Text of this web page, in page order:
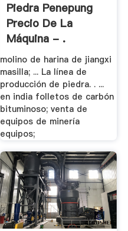
Piedra Penepung
Precio De La
Máquina - .
molino de harina de jiangxi
masilla; ... La línea de
producción de piedra. . ...
en india folletos de carbón
bituminoso; venta de
equipos de minería
equipos;